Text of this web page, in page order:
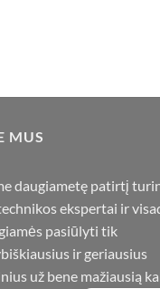
MUS
daugiametę patirtį
ekspertai ir
pasiūlyti tik
ir geriausius
už bene mažiausią